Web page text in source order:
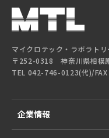
マイクロテック・ラボラト
〒252-0318 神奈川県相模
TEL 042-746-0123(代)/
企業情報